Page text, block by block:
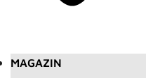
MAGAZIN